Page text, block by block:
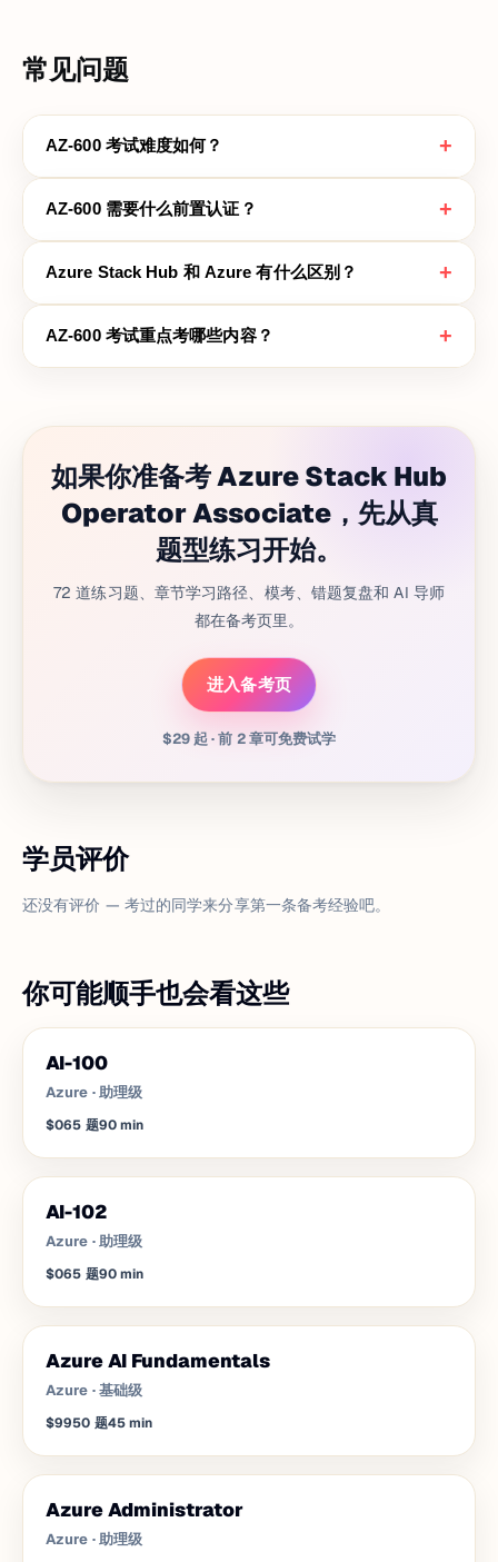
常见问题
AZ-600 考试难度如何？ +
AZ-600 需要什么前置认证？ +
Azure Stack Hub 和 Azure 有什么区别？ +
AZ-600 考试重点考哪些内容？ +
如果你准备考 Azure Stack Hub
Operator Associate，先从真
题型练习开始。
72 道练习题、章节学习路径、模考、错题复盘和 AI 导师
都在备考页里。
进入备考页
$29 起 · 前 2 章可免费试学
学员评价
还没有评价 — 考过的同学来分享第一条备考经验吧。
你可能顺手也会看这些
AI-100
Azure ·助理级
$065 题90min
AI-102
Azure ·助理级
$065 题90min
Azure AI Fundamentals
Azure ·基础级
$9950 题45min
Azure Administrator
Azure ·助理级